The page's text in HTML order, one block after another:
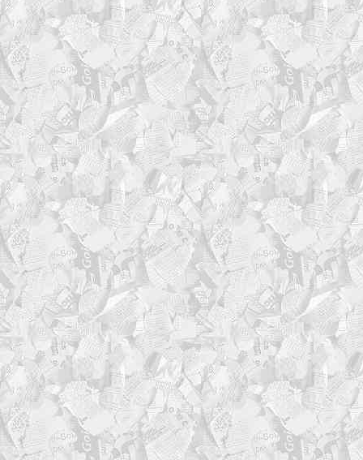
# Уровни логирования
LOG_LEVEL=3 # 1=ERROR,
USE_SYSLOG=true
function _log() {
local level="$1";
local message="$*"
local timestamp
timestamp="$(date '+%Y-
local level_num
case "$level" in
ERROR) level_num=1;
ERROR";
WARN) level_num=2;
WARN ";